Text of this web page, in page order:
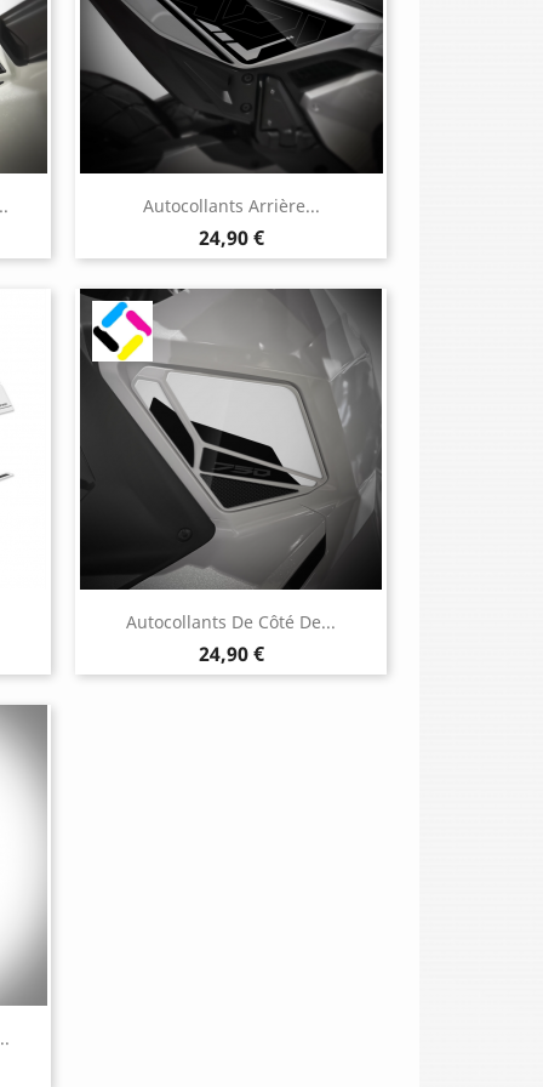
Autocollants Arrière...
Prix
24,90 €
Autocollants De Côté De...
Prix
24,90 €